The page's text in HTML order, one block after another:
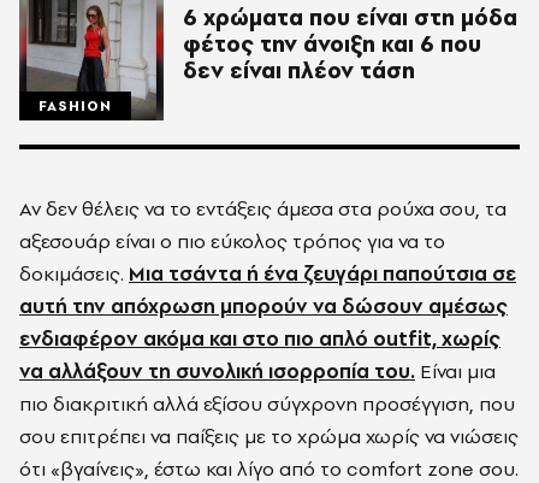
FASHION
6 χρώματα που είναι στη μόδα
φέτος την άνοιξη και 6 που
δεν είναι πλέον τάση
Αν δεν θέλεις να το εντάξεις άμεσα στα ρούχα σου, τα
αξεσουάρ είναι ο πιο εύκολος τρόπος για να το
δοκιμάσεις. Μια τσάντα ή ένα ζευγάρι παπούτσια σε
αυτή την απόχρωση μπορούν να δώσουν αμέσως
ενδιαφέρον ακόμα και στο πιο απλό outfit, χωρίς
να αλλάξουν τη συνολική ισορροπία του. Είναι μια
πιο διακριτική αλλά εξίσου σύγχρονη προσέγγιση, που
σου επιτρέπει να παίξεις με το χρώμα χωρίς να νιώσεις
ότι «βγαίνεις», έστω και λίγο από το comfort zone σου.